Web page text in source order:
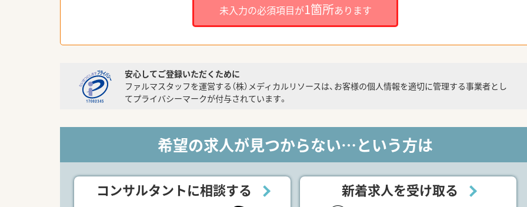
未入力の必須項目が1箇所あります
安心してご登録いただくために
ファルマスタッフを運営する（株）メディカルリソースは、お客様の個人情報を適切に管理する事業者とし
てプライバシーマークが付与されています。
希望の求人が見つからない…という方は
コンサルタントに相談する 新着求人を受け取る